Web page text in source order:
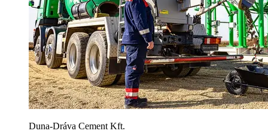
Duna-Dráva Cement Kft.